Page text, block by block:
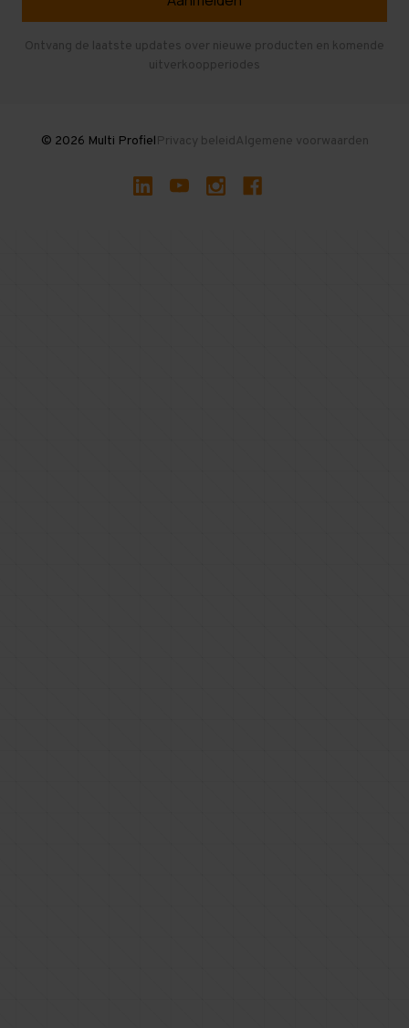
Gebruikte entresolvloeren
Ontvang de laatste updates over nieuwe producten en komende
uitverkoopperiodes
© 2026 Multi ProfielPrivacy beleidAlgemene voorwaarden